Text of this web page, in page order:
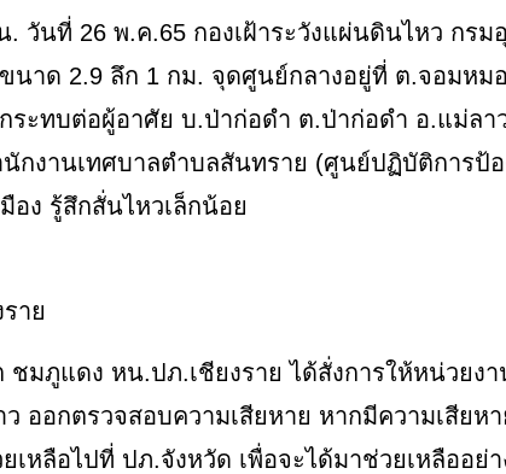
น. วันที่ 26 พ.ค.65 กองเฝ้าระวังแผ่นดินไหว กร
นาด 2.9 ลึก 1 กม. จุดศูนย์กลางอยู่ที่ ต.จอมหม
ระทบต่อผู้อาศัย บ.ป่าก่อดำ ต.ป่าก่อดำ อ.แม่ลา
กงานเทศบาลตำบลสันทราย (ศูนย์ปฏิบัติการป้อ
อง รู้สึกสั่นไหวเล็กน้อย
าย
ชมภูแดง หน.ปภ.เชียงราย ได้สั่งการให้หน่วยง
ออกตรวจสอบความเสียหาย หากมีความเสียห
เหลือไปที่ ปภ.จังหวัด เพื่อจะได้มาช่วยเหลืออย่า